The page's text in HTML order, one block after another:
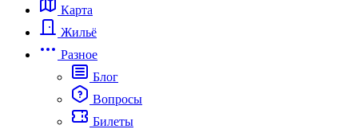
Карта
Жильё
Разное
Блог
Вопросы
Билеты